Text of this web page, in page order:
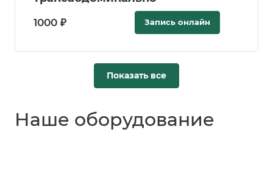
1000 ₽ Запись онлайн
Показать все
Наше оборудование